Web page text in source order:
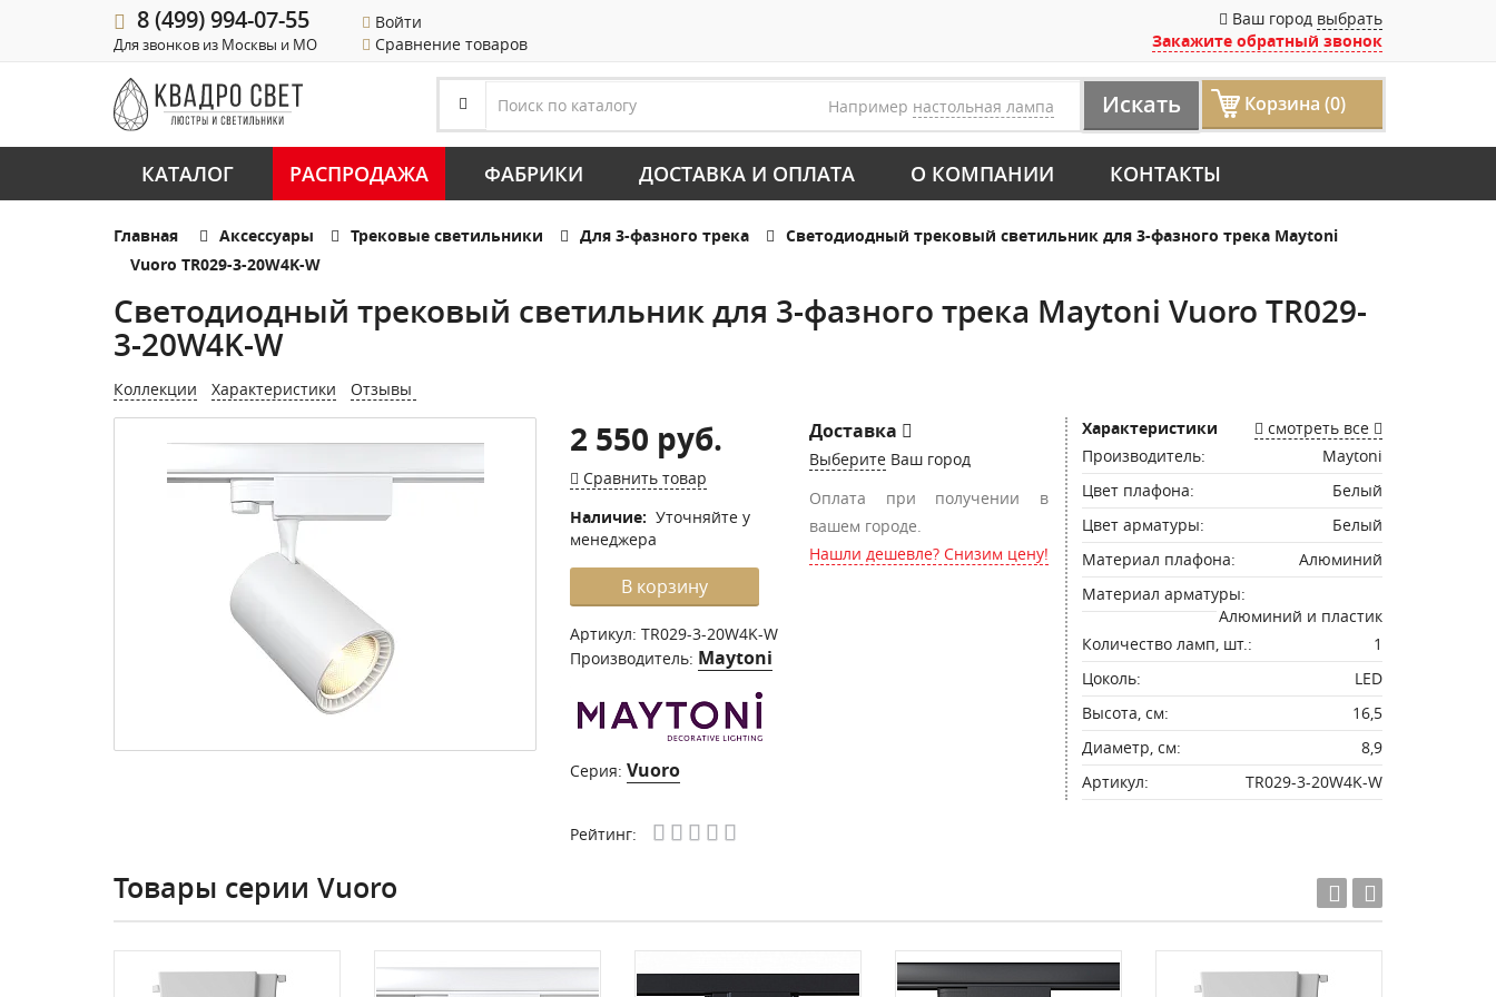
8 (499) 994-07-55
Для звонков из Москвы и МО
Войти
Сравнение товаров
Ваш город выбрать
Закажите обратный звонок
Например настольная лампа Искать Корзина (0)
КАТАЛОГ РАСПРОДАЖА ФАБРИКИ ДОСТАВКА И ОПЛАТА О КОМПАНИИ КОНТАКТЫ
Главная Аксессуары Трековые светильники Для 3-фазного трека
Светодиодный трековый светильник для 3-фазного трека Maytoni
Vuoro TR029-3-20W4K-W
Светодиодный трековый светильник для 3-фазного трека Maytoni Vuoro TR029-
3-20W4K-W
Коллекции Характеристики Отзывы
2 550 руб.
Сравнить товар
Наличие: Уточняйте у
менеджера
В корзину
Артикул: TR029-3-20W4K-W
Производитель: Maytoni
Серия: Vuoro
Доставка
Выберите Ваш город
Оплата при получении в
вашем городе.
Нашли дешевле? Снизим цену!
Рейтинг:
Характеристики
смотреть все
Производитель:
Maytoni
Цвет плафона:
Белый
Цвет арматуры:
Белый
Материал плафона:
Алюминий
Материал арматуры:
Алюминий и пластик
Количество ламп, шт.:
1
Цоколь:
LED
Высота, см:
16,5
Диаметр, см:
8,9
Артикул:
TR029-3-20W4K-W
Товары серии Vuoro